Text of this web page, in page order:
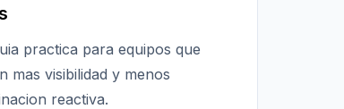
practica para equipos que
mas visibilidad y menos
reactiva.